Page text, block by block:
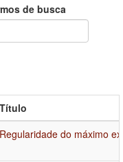
de busca
Título
Regularidade do máximo